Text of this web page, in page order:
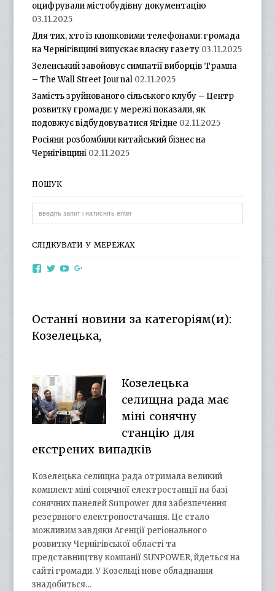
оцифрували містобудівну документацію
03.11.2025
Для тих, хто із кнопковими телефонами: громада
на Чернігівщині випускає власну газету 03.11.2025
Зеленський завойовує симпатії виборців Трампа
– The Wall Street Journal 02.11.2025
Замість зруйнованого сільського клубу – Центр
розвитку громади: у мережі показали, як
подовжує відбудовуватися Ягідне 02.11.2025
Росіяни розбомбили китайський бізнес на
Чернігівщині 02.11.2025
ПОШУК
СЛІДКУВАТИ У МЕРЕЖАХ
ViewViewView
YouTube
Останні новини за категоріям(и):
Козелецька,
Козелецька
селищна рада має
міні сонячну
станцію для
екстрених випадків
Козелецька селищна рада отримала великий
комплект міні сонячної електростанції на базі
сонячних панелей Sunpower для забезпечення
резервного електропостачання. Це стало
можливим завдяки Агенції регіонального
розвитку Чернігівської області та
представництву компанії SUNPOWER, йдеться на
сайті громади. У Козельці нове обладнання
знадобиться…